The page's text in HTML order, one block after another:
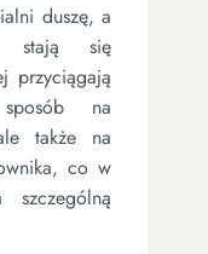
duszę, a
stają się
przyciągają
na
także na
co w